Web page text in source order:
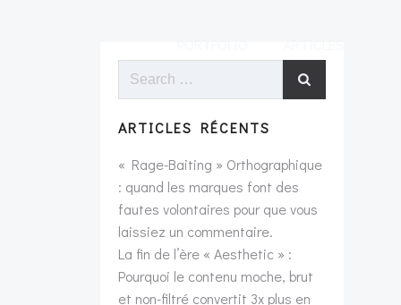
Search
ARTICLES RÉCENTS
« Rage-Baiting » Orthographique
: quand les marques font des
fautes volontaires pour que vous
laissiez un commentaire.
La fin de l’ère « Aesthetic » :
Pourquoi le contenu moche, brut
et non-filtré convertit 3x plus en